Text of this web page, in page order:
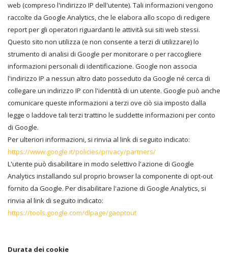
web (compreso l'indirizzo IP dell'utente). Tali informazioni vengono
raccolte da Google Analytics, che le elabora allo scopo di redigere
report per gli operatori riguardanti le attività sui siti web stessi.
Questo sito non utilizza (e non consente a terzi di utilizzare) lo
strumento di analisi di Google per monitorare o per raccogliere
informazioni personali di identificazione. Google non associa
l'indirizzo IP a nessun altro dato posseduto da Google né cerca di
collegare un indirizzo IP con l'identità di un utente. Google può anche
comunicare queste informazioni a terzi ove ciò sia imposto dalla
legge o laddove tali terzi trattino le suddette informazioni per conto
di Google.
Per ulteriori informazioni, si rinvia al link di seguito indicato:
https://www.google.it/policies/privacy/partners/
L'utente può disabilitare in modo selettivo l'azione di Google
Analytics installando sul proprio browser la componente di opt-out
fornito da Google. Per disabilitare l'azione di Google Analytics, si
rinvia al link di seguito indicato:
https://tools.google.com/dlpage/gaoptout
Durata dei cookie